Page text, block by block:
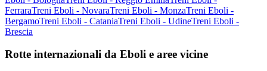
FerraraTreni Eboli - NovaraTreni Eboli - MonzaTreni Eboli -
BergamoTreni Eboli - CataniaTreni Eboli - UdineTreni Eboli -
Brescia
Rotte internazionali da Eboli e aree vicine